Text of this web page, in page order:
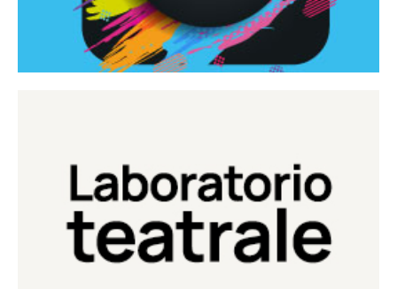
Laboratorio Teatrale
Laboratorio di teatro del Teatro Eduardo de Filippo
Continua